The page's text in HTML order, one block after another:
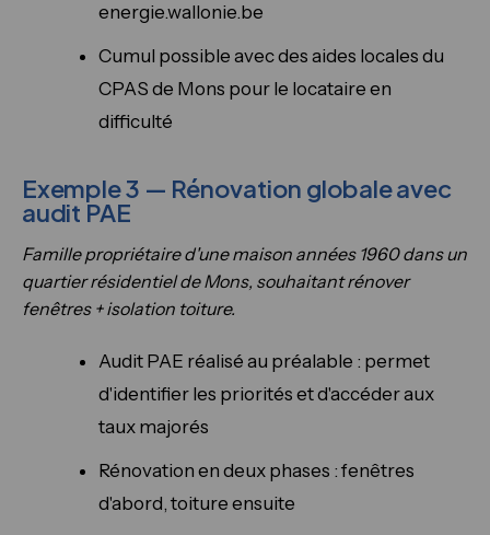
energie.wallonie.be
Cumul possible avec des aides locales du
CPAS de Mons pour le locataire en
difficulté
Exemple 3 — Rénovation globale avec
audit PAE
Famille propriétaire d'une maison années 1960 dans un
quartier résidentiel de Mons, souhaitant rénover
fenêtres + isolation toiture.
Audit PAE réalisé au préalable : permet
d'identifier les priorités et d'accéder aux
taux majorés
Rénovation en deux phases : fenêtres
d'abord, toiture ensuite